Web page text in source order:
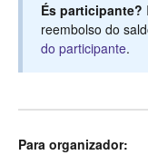
És participante?
reembolso do
do participante.
Para organizador: